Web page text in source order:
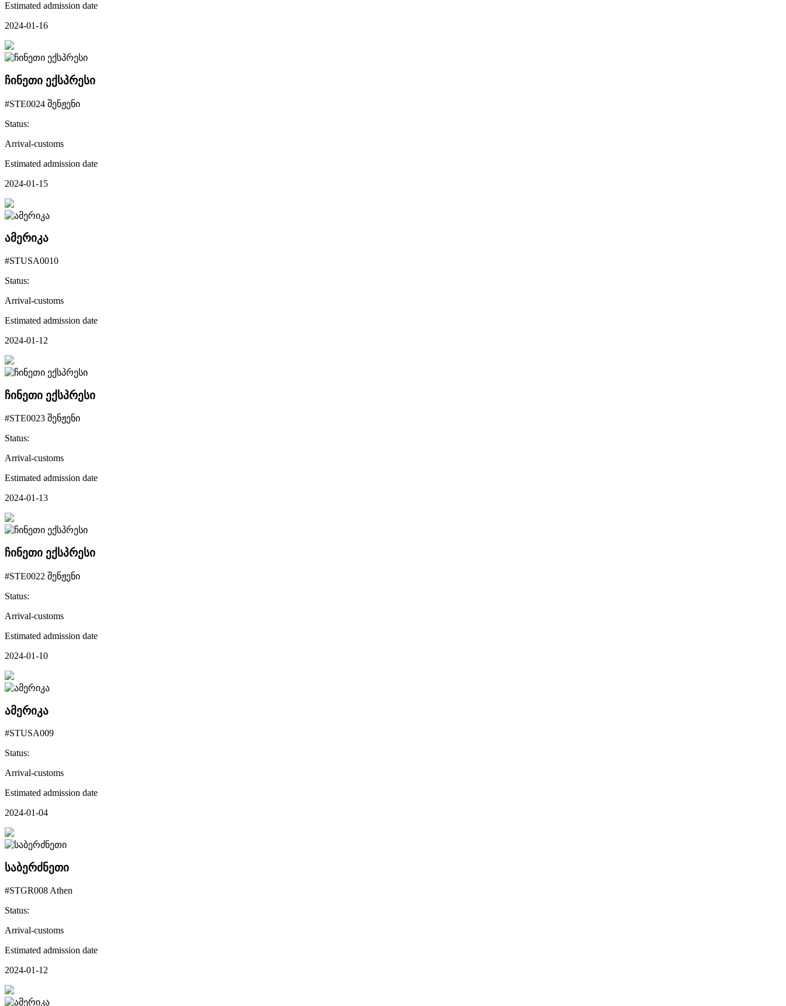
Estimated admission date
2024-01-16
ჩინეთი ექსპრესი
#STE0024 შენჟენი
Status:
Arrival-customs
Estimated admission date
2024-01-15
ამერიკა
#STUSA0010
Status:
Arrival-customs
Estimated admission date
2024-01-12
ჩინეთი ექსპრესი
#STE0023 შენჟენი
Status:
Arrival-customs
Estimated admission date
2024-01-13
ჩინეთი ექსპრესი
#STE0022 შენჟენი
Status:
Arrival-customs
Estimated admission date
2024-01-10
ამერიკა
#STUSA009
Status:
Arrival-customs
Estimated admission date
2024-01-04
საბერძნეთი
#STGR008 Athen
Status:
Arrival-customs
Estimated admission date
2024-01-12